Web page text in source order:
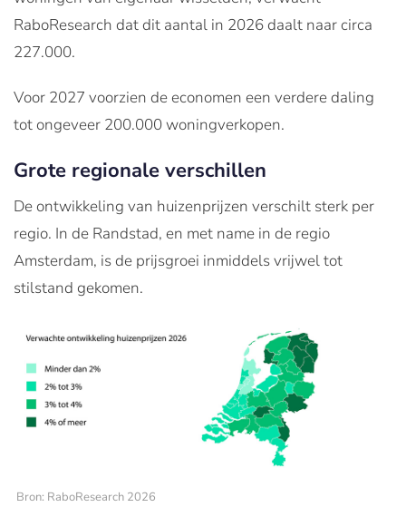
RaboResearch dat dit aantal in 2026 daalt naar circa
227.000.
Voor 2027 voorzien de economen een verdere daling
tot ongeveer 200.000 woningverkopen.
Grote regionale verschillen
De ontwikkeling van huizenprijzen verschilt sterk per
regio. In de Randstad, en met name in de regio
Amsterdam, is de prijsgroei inmiddels vrijwel tot
stilstand gekomen.
Bron: RaboResearch 2026